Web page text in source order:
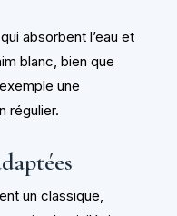
qui absorbent l’eau et
blanc, bien que
une
régulier.
un classique,